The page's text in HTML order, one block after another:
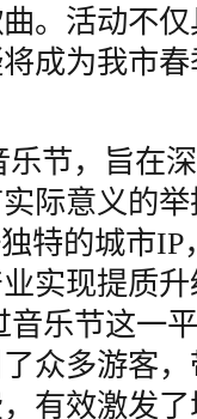
。活动不
成为我市
节，旨在
际意义的
特的城市
实现提质
乐节这一
众多游客
有效激发